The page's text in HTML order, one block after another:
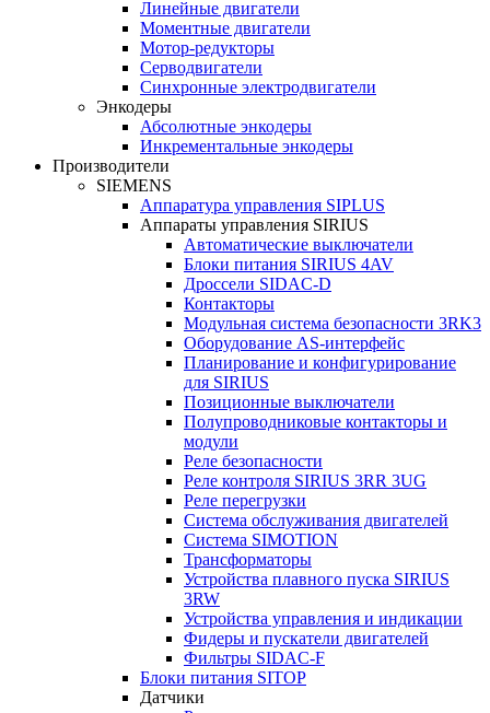
Линейные двигатели
Моментные двигатели
Мотор-редукторы
Серводвигатели
Синхронные электродвигатели
Энкодеры
Абсолютные энкодеры
Инкрементальные энкодеры
Производители
SIEMENS
Аппаратура управления SIPLUS
Аппараты управления SIRIUS
Автоматические выключатели
Блоки питания SIRIUS 4AV
Дроссели SIDAC-D
Контакторы
Модульная система безопасности 3RK3
Оборудование AS-интерфейс
Планирование и конфигурирование
для SIRIUS
Позиционные выключатели
Полупроводниковые контакторы и
модули
Реле безопасности
Реле контроля SIRIUS 3RR 3UG
Реле перегрузки
Сиcтема обслуживания двигателей
Система SIMOTION
Трансформаторы
Устройства плавного пуска SIRIUS
3RW
Устройства управления и индикации
Фидеры и пускатели двигателей
Фильтры SIDAC-F
Блоки питания SITOP
Датчики